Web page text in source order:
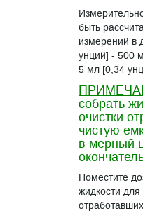
быть
измерений в
унций] - 500
5 мл [0,34
собрать
очистки
чистую
в мерный
Поместите
жидкости